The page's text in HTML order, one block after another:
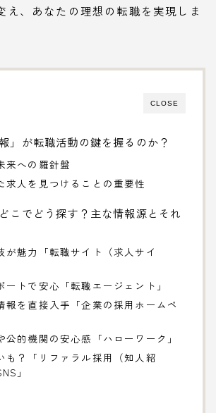
え、あなたの理想の転職を実現しま
CLOSE
」が転職活動の鍵を握るのか？
来への羅針盤
求人を見つけることの重要性
こでどう探す？主な情報源とそれ
が魅力「転職サイト（求人サイ
ートで安心「転職エージェント」
報を直接入手「企業の採用ホームペ
公的機関の安心感「ハローワーク」
も？「リファラル採用（知人紹
」